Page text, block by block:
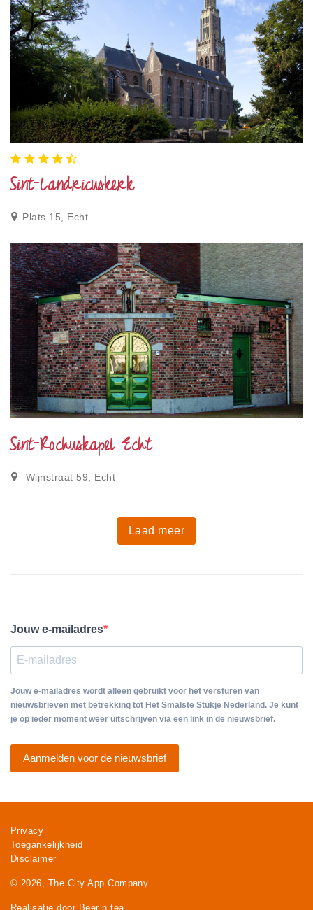
Sint-Landricuskerk
Plats 15, Echt
Sint-Rochuskapel Echt
Wijnstraat 59, Echt
Laad meer
Jouw e-mailadres
Jouw e-mailadres wordt alleen gebruikt voor het versturen van
nieuwsbrieven met betrekking tot Het Smalste Stukje Nederland. Je kunt
je op ieder moment weer uitschrijven via een link in de nieuwsbrief.
Aanmelden voor de nieuwsbrief
Privacy
Toegankelijkheid
Disclaimer
© 2026, The City App Company
Realisatie door Beer n tea